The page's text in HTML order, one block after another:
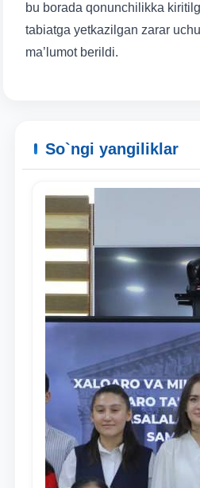
Ism va familiyangiz
Telefon raqamingiz
yuborish
bu borada qonunchilikka
tabiatga yetkazilgan zarar
ma’lumot berildi.
So`ngi yangiliklar